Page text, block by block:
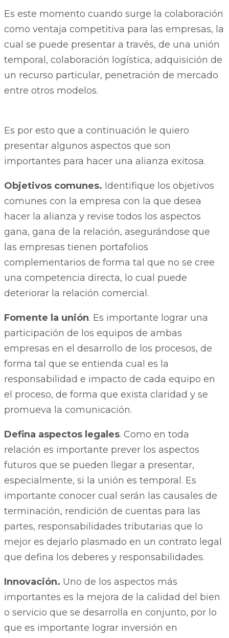
Es este momento cuando surge la colaboración
como ventaja competitiva para las empresas, la
cual se puede presentar a través, de una unión
temporal, colaboración logística, adquisición de
un recurso particular, penetración de mercado
entre otros modelos.
Es por esto que a continuación le quiero
presentar algunos aspectos que son
importantes para hacer una alianza exitosa.
Objetivos comunes. Identifique los objetivos
comunes con la empresa con la que desea
hacer la alianza y revise todos los aspectos
gana, gana de la relación, asegurándose que
las empresas tienen portafolios
complementarios de forma tal que no se cree
una competencia directa, lo cual puede
deteriorar la relación comercial.
Fomente la unión. Es importante lograr una
participación de los equipos de ambas
empresas en el desarrollo de los procesos, de
forma tal que se entienda cual es la
responsabilidad e impacto de cada equipo en
el proceso, de forma que exista claridad y se
promueva la comunicación.
Defina aspectos legales. Como en toda
relación es importante prever los aspectos
futuros que se pueden llegar a presentar,
especialmente, si la unión es temporal. Es
importante conocer cual serán las causales de
terminación, rendición de cuentas para las
partes, responsabilidades tributarias que lo
mejor es dejarlo plasmado en un contrato legal
que defina los deberes y responsabilidades.
Innovación. Uno de los aspectos más
importantes es la mejora de la calidad del bien
o servicio que se desarrolla en conjunto, por lo
que es importante lograr inversión en